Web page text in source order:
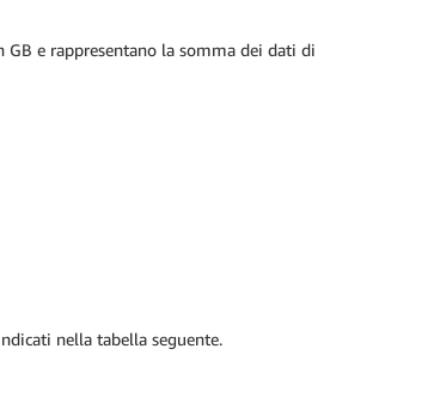
e rappresentano la somma dei dati di
nella tabella seguente.